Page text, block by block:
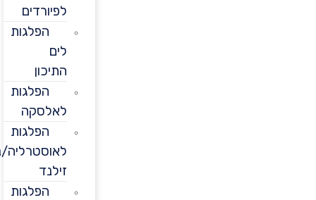
לפיורדים
הפלגות
התיכון
הפלגות
לאלסקה
הפלגות
לאוסטרליה/ניו
הפלגות